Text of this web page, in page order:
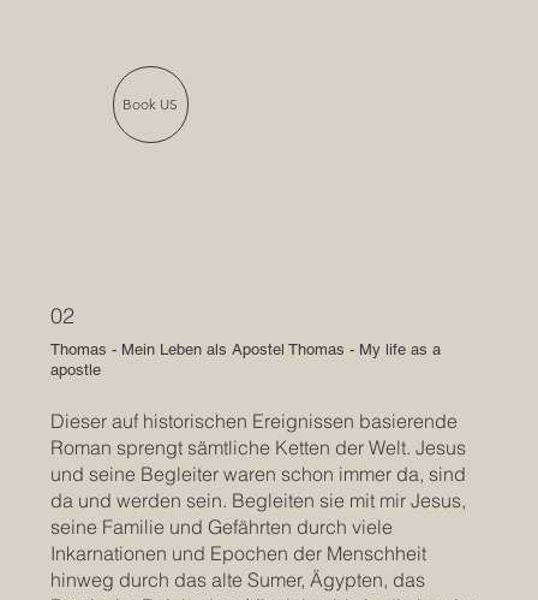
Book US
02
Thomas - Mein Leben als Apostel Thomas - My life as a
apostle
Dieser auf historischen Ereignissen basierende
Roman sprengt sämtliche Ketten der Welt. Jesus
und seine Begleiter waren schon immer da, sind
da und werden sein. Begleiten sie mit mir Jesus,
seine Familie und Gefährten durch viele
Inkarnationen und Epochen der Menschheit
hinweg durch das alte Sumer, Ägypten, das